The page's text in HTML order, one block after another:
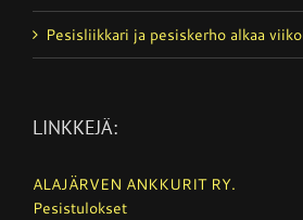
Pesisliikkari ja pesiskerho alkaa
LINKKEJÄ:
ALAJÄRVEN ANKKURIT RY.
Pesistulokset